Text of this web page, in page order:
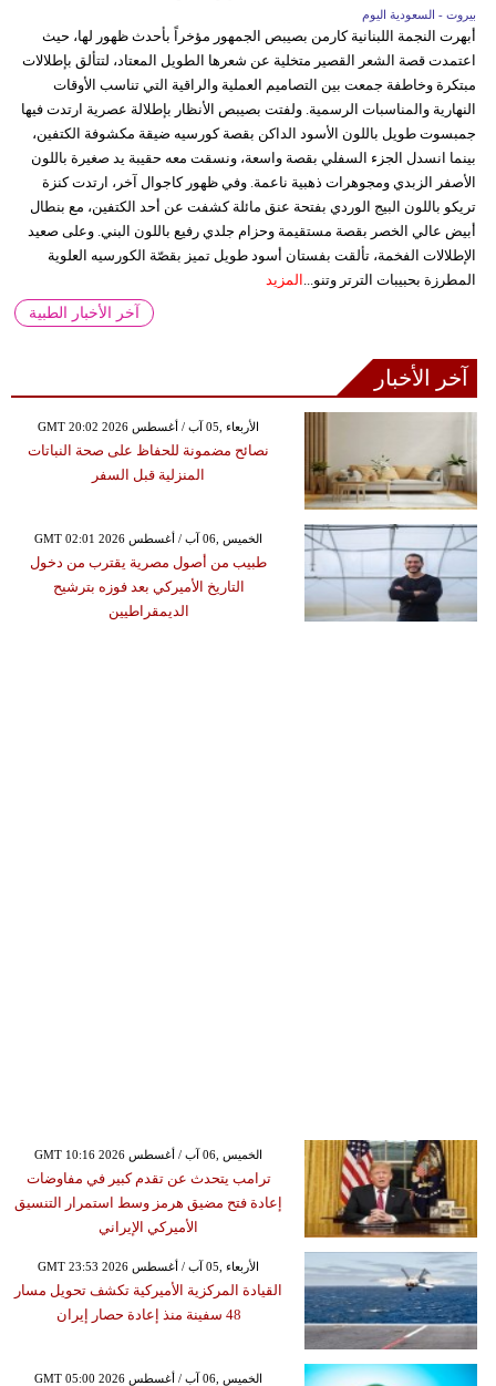
بيروت - السعودية اليوم
أبهرت النجمة اللبنانية كارمن بصيبص الجمهور مؤخراً بأحدث ظهور لها، حيث
اعتمدت قصة الشعر القصير متخلية عن شعرها الطويل المعتاد، لتتألق بإطلالات
مبتكرة وخاطفة جمعت بين التصاميم العملية والراقية التي تناسب الأوقات
النهارية والمناسبات الرسمية. ولفتت بصيبص الأنظار بإطلالة عصرية ارتدت فيها
جمبسوت طويل باللون الأسود الداكن بقصة كورسيه ضيقة مكشوفة الكتفين،
بينما انسدل الجزء السفلي بقصة واسعة، ونسقت معه حقيبة يد صغيرة باللون
الأصفر الزبدي ومجوهرات ذهبية ناعمة. وفي ظهور كاجوال آخر، ارتدت كنزة
تريكو باللون البيج الوردي بفتحة عنق مائلة كشفت عن أحد الكتفين، مع بنطال
أبيض عالي الخصر بقصة مستقيمة وحزام جلدي رفيع باللون البني. وعلى صعيد
الإطلالات الفخمة، تألقت بفستان أسود طويل تميز بقصّة الكورسيه العلوية
المطرزة بحبيبات الترتر وتنو...
المزيد
آخر الأخبار الطبية
آخر الأخبار
GMT 20:02 2026 الأربعاء ,05 آب / أغسطس
نصائح مضمونة للحفاظ على صحة النباتات
المنزلية قبل السفر
GMT 02:01 2026 الخميس ,06 آب / أغسطس
طبيب من أصول مصرية يقترب من دخول
التاريخ الأميركي بعد فوزه بترشيح
الديمقراطيين
GMT 10:16 2026 الخميس ,06 آب / أغسطس
ترامب يتحدث عن تقدم كبير في مفاوضات
إعادة فتح مضيق هرمز وسط استمرار التنسيق
الأميركي الإيراني
GMT 23:53 2026 الأربعاء ,05 آب / أغسطس
القيادة المركزية الأميركية تكشف تحويل مسار
48 سفينة منذ إعادة حصار إيران
GMT 05:00 2026 الخميس ,06 آب / أغسطس